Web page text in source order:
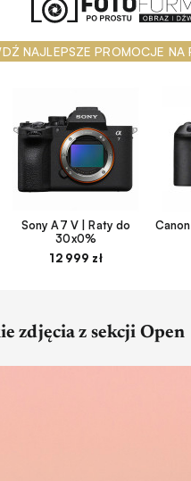
NAJLEPSZE PROMOCJE NA
Sony A7 V | Raty do
30x0%
12 999 zł
zdjęcia z sekcji Open